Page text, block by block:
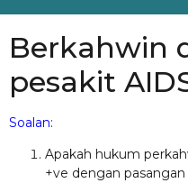
Berkahwin
pesakit
Soalan:
Apakah hukum
+ve dengan